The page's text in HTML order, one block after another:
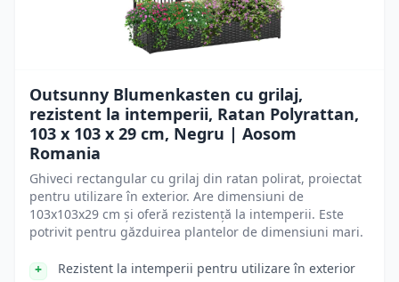
Outsunny Blumenkasten cu grilaj,
rezistent la intemperii, Ratan Polyrattan,
103 x 103 x 29 cm, Negru | Aosom
Romania
Ghiveci rectangular cu grilaj din ratan polirat, proiectat
pentru utilizare în exterior. Are dimensiuni de
103x103x29 cm și oferă rezistență la intemperii. Este
potrivit pentru găzduirea plantelor de dimensiuni mari.
Rezistent la intemperii pentru utilizare în exterior